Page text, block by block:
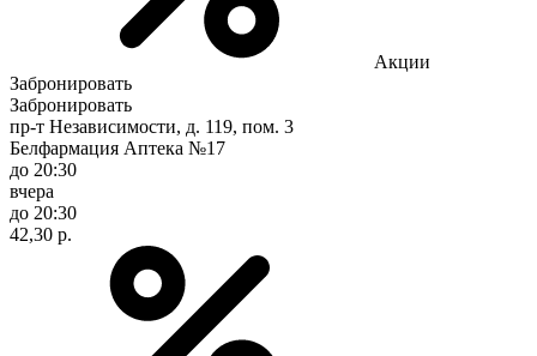
Акции
Забронировать
Забронировать
пр-т Независимости, д. 119, пом. 3
Белфармация Аптека №17
до 20:30
вчера
до 20:30
42,30 р.